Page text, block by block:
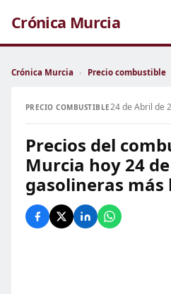
Crónica Murcia
Crónica Murcia › Precio combustible
PRECIO COMBUSTIBLE24 de Abril de
Precios del
Murcia hoy 24
gasolineras más